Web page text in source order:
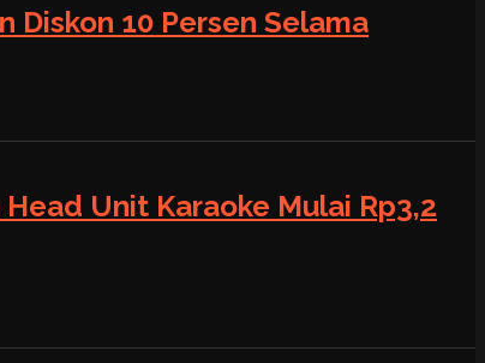
Diskon 10 Persen Selama
Unit Karaoke Mulai Rp3,2